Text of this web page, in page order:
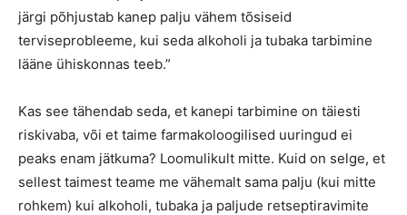
järgi põhjustab kanep palju vähem tõsiseid
terviseprobleeme, kui seda alkoholi ja tubaka tarbimine
lääne ühiskonnas teeb.”
Kas see tähendab seda, et kanepi tarbimine on täiesti
riskivaba, või et taime farmakoloogilised uuringud ei
peaks enam jätkuma? Loomulikult mitte. Kuid on selge, et
sellest taimest teame me vähemalt sama palju (kui mitte
rohkem) kui alkoholi, tubaka ja paljude retseptiravimite